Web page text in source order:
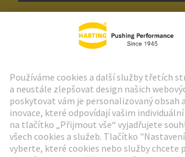
Zpravodaj HARTING
Přejít na registraci
Social Media